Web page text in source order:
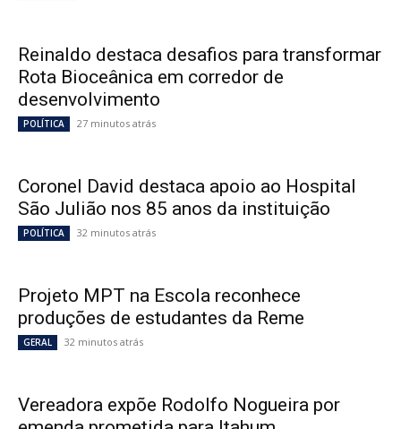
Reinaldo destaca desafios para transformar
Rota Bioceânica em corredor de
desenvolvimento
POLÍTICA 27 minutos atrás
Coronel David destaca apoio ao Hospital
São Julião nos 85 anos da instituição
POLÍTICA 32 minutos atrás
Projeto MPT na Escola reconhece
produções de estudantes da Reme
GERAL 32 minutos atrás
Vereadora expõe Rodolfo Nogueira por